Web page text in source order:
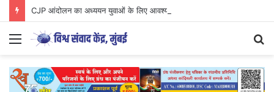
CJP आंदोलन का अध्ययन युवाओं के लिए आवश्यक..
Menu